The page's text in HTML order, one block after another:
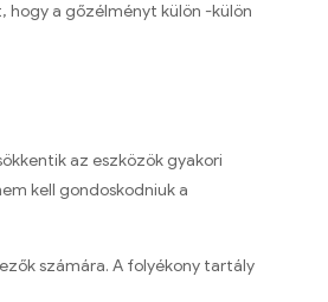
hogy a gőzélményt külön -külön
az eszközök gyakori
kell gondoskodniuk a
számára. A folyékony tartály